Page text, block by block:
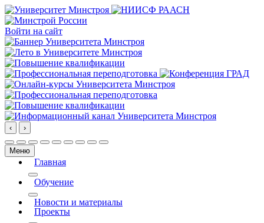
Войти на сайт
‹ ›
Меню
Главная
More about: Главная
Обучение
More about: Обучение
Новости и материалы
Проекты